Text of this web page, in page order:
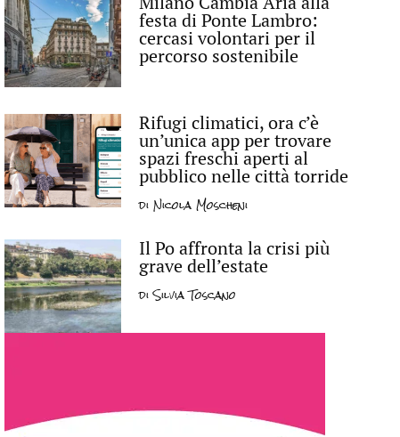
festa di Ponte Lambro:
cercasi volontari per il
percorso sostenibile
Rifugi climatici, ora c’è
un’unica app per trovare
spazi freschi aperti al
pubblico nelle città torride
diNicola Moscheni
Il Po affronta la crisi più
grave dell’estate
diSilvia Toscano